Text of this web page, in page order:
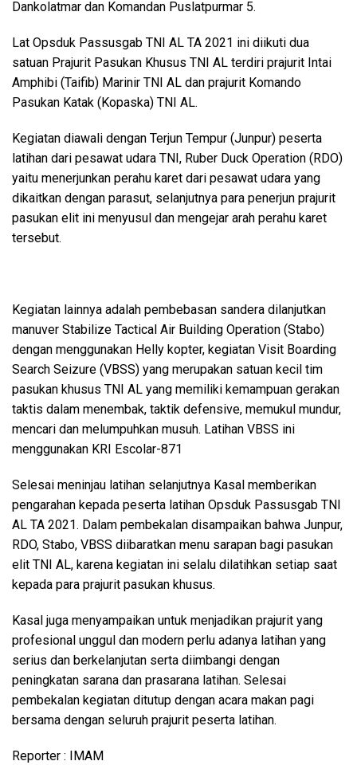
Dankolatmar dan Komandan Puslatpurmar 5.
Lat Opsduk Passusgab TNI AL TA 2021 ini diikuti dua
satuan Prajurit Pasukan Khusus TNI AL terdiri prajurit Intai
Amphibi (Taifib) Marinir TNI AL dan prajurit Komando
Pasukan Katak (Kopaska) TNI AL.
Kegiatan diawali dengan Terjun Tempur (Junpur) peserta
latihan dari pesawat udara TNI, Ruber Duck Operation (RDO)
yaitu menerjunkan perahu karet dari pesawat udara yang
dikaitkan dengan parasut, selanjutnya para penerjun prajurit
pasukan elit ini menyusul dan mengejar arah perahu karet
tersebut.
Kegiatan lainnya adalah pembebasan sandera dilanjutkan
manuver Stabilize Tactical Air Building Operation (Stabo)
dengan menggunakan Helly kopter, kegiatan Visit Boarding
Search Seizure (VBSS) yang merupakan satuan kecil tim
pasukan khusus TNI AL yang memiliki kemampuan gerakan
taktis dalam menembak, taktik defensive, memukul mundur,
mencari dan melumpuhkan musuh. Latihan VBSS ini
menggunakan KRI Escolar-871
Selesai meninjau latihan selanjutnya Kasal memberikan
pengarahan kepada peserta latihan Opsduk Passusgab TNI
AL TA 2021. Dalam pembekalan disampaikan bahwa Junpur,
RDO, Stabo, VBSS diibaratkan menu sarapan bagi pasukan
elit TNI AL, karena kegiatan ini selalu dilatihkan setiap saat
kepada para prajurit pasukan khusus.
Kasal juga menyampaikan untuk menjadikan prajurit yang
profesional unggul dan modern perlu adanya latihan yang
serius dan berkelanjutan serta diimbangi dengan
peningkatan sarana dan prasarana latihan. Selesai
pembekalan kegiatan ditutup dengan acara makan pagi
bersama dengan seluruh prajurit peserta latihan.
Reporter : IMAM